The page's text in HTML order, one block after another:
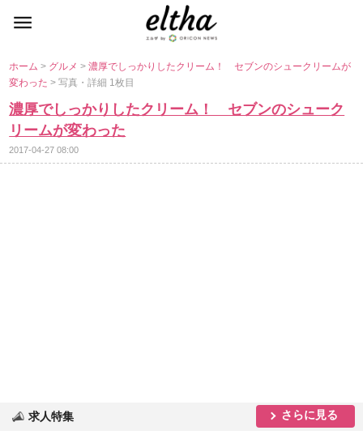
ホーム> グルメ>濃厚でしっかりしたクリーム！ セブンのシュークリームが
変わった> 写真・詳細 1枚目
濃厚でしっかりしたクリーム！ セブンのシューク
リームが変わった
2017-04-27 08:00
求人特集 さらに見る